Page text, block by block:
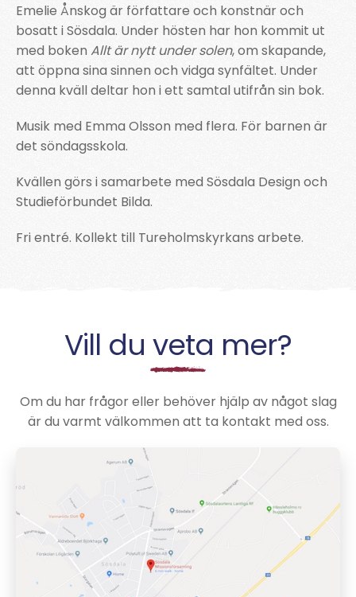
Emelie Ånskog är författare och konstnär och
bosatt i Sösdala. Under hösten har hon kommit ut
med bokenAllt är nytt under solen, om skapande,
att öppna sina sinnen och vidga synfältet. Under
denna kväll deltar hon i ett samtal utifrån sin bok.
Musik med Emma Olsson med flera. För barnen är
det söndagsskola.
Kvällen görs i samarbete med Sösdala Design och
Studieförbundet Bilda.
Fri entré. Kollekt till Tureholmskyrkans arbete.
Vill du veta mer?
Om du har frågor eller behöver hjälp av något slag
är du varmt välkommen att ta kontakt med oss.